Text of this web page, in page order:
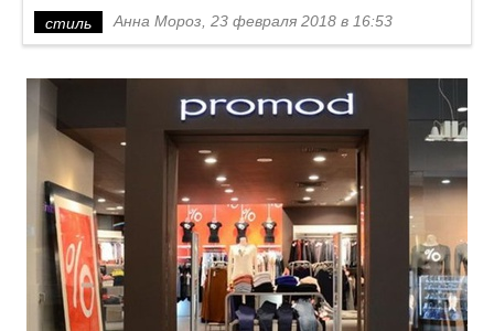
стиль Анна Мороз, 23 февраля 2018 в 16:53